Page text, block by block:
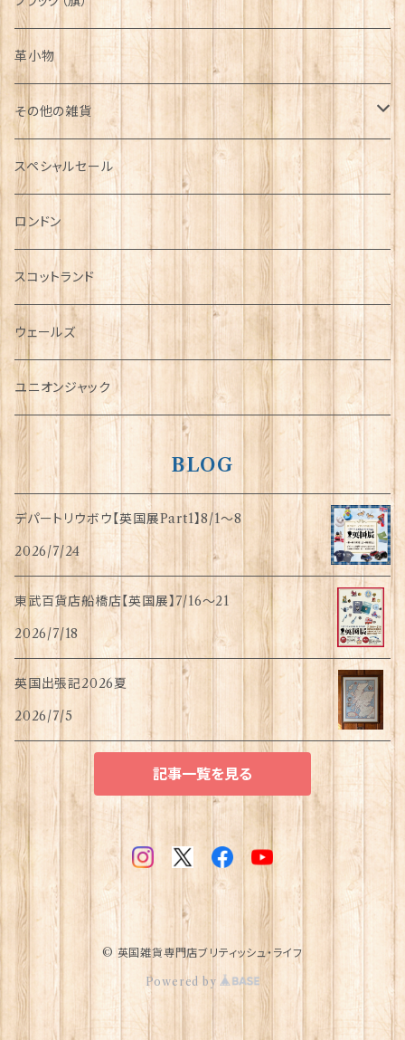
革小物
その他の雑貨
ミニカー
チャーム
犬グッズ
傘
指貫(シンブル)
スペシャルセール
ロンドン
スコットランド
ウェールズ
ユニオンジャック
BLOG
デパートリウボウ【英国展Part1】8/1〜8
2026/7/24
東武百貨店船橋店【英国展】7/16～21
2026/7/18
英国出張記2026夏
2026/7/5
記事一覧を見る
© 英国雑貨専門店ブリティッシュ・ライフ
Powered by